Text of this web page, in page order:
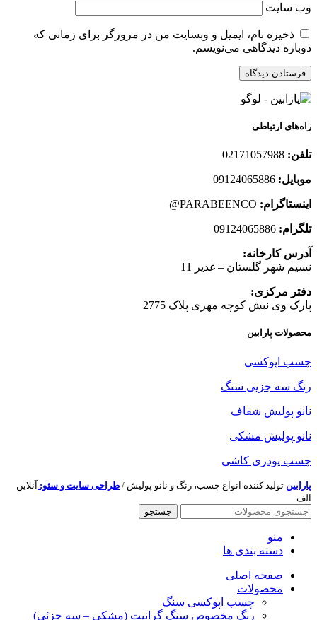
وب‌ سایت
ذخیره نام، ایمیل و وبسایت من در مرورگر برای زمانی که
دوباره دیدگاهی می‌نویسم.
راه‌های ارتباطی
تلفن:
موبایل:
اینستاگرام:
تلگرام:
آدرس کارخانه:
نسیم شهر گلستان – غدیر 11
دفتر مرکزی:
پارک وی نبش کوچه مهری پلاک 2775
محصولات پارابین
چسب اپوکسی
رنگ سه جزیی سنگ
نانو پولیش شفاف
نانو پولیش مشکی
چسب پودری کاشی
پارابین تولید کننده انواع چسب، رنگ و نانو پولیش / طراحی سایت و سئو: آنلاین
الف
جستجو
منو
دسته بندی ها
صفحه اصلی
محصولات
چسب اپوکسی سنگ
رنگ مخصوص سنگ گرانیت (مشکی – سه جزئی)